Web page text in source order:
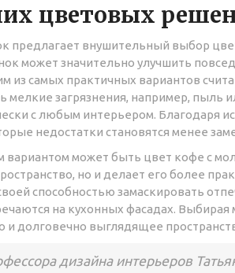
цветовых
предлагает внушительный выбор
может значительно улучшить
из самых практичных вариантов
мелкие загрязнения, например, пыль
с любым интерьером. Благодаря
недостатки становятся менее
вариантом может быть цвет кофе с
но и делает его более
способностью замаскировать
на кухонных фасадах. Выбирая
и долговечно выглядящее
дизайна интерьеров